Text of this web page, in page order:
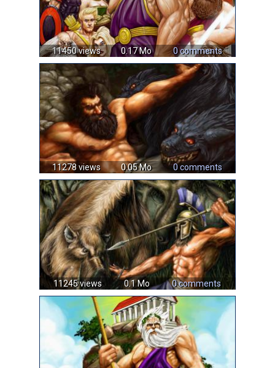
11450 views 0.17 Mo 0 comments
11278 views 0.05 Mo 0 comments
11245 views 0.1 Mo 0 comments